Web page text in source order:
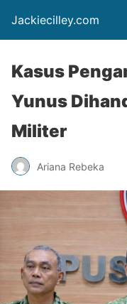
Jackiecilley.com
Kasus
Yunus
Militer
Ariana Rebeka